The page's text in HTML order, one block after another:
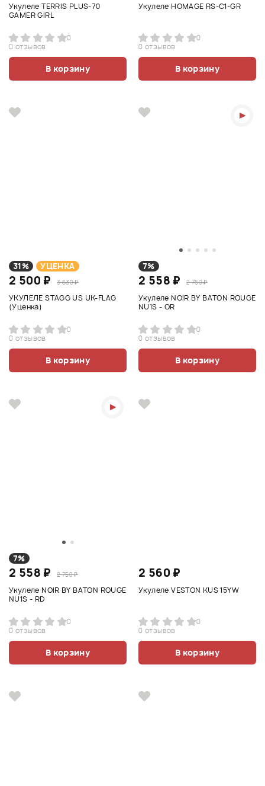
Укулеле TERRIS PLUS-70
GAMER GIRL
0
0 отзывов
В корзину
Укулеле HOMAGE RS-C1-GR
0
0 отзывов
В корзину
31% УЦЕНКА
2 500 ₽ 3 630 ₽
УКУЛЕЛЕ STAGG US UK-FLAG
(Уценка)
0
0 отзывов
В корзину
7%
2 558 ₽ 2 750 ₽
Укулеле NOIR BY BATON ROUGE
NU1S - OR
0
0 отзывов
В корзину
7%
2 558 ₽ 2 750 ₽
Укулеле NOIR BY BATON ROUGE
NU1S - RD
0
0 отзывов
В корзину
2 560 ₽
Укулеле VESTON KUS 15YW
0
0 отзывов
В корзину